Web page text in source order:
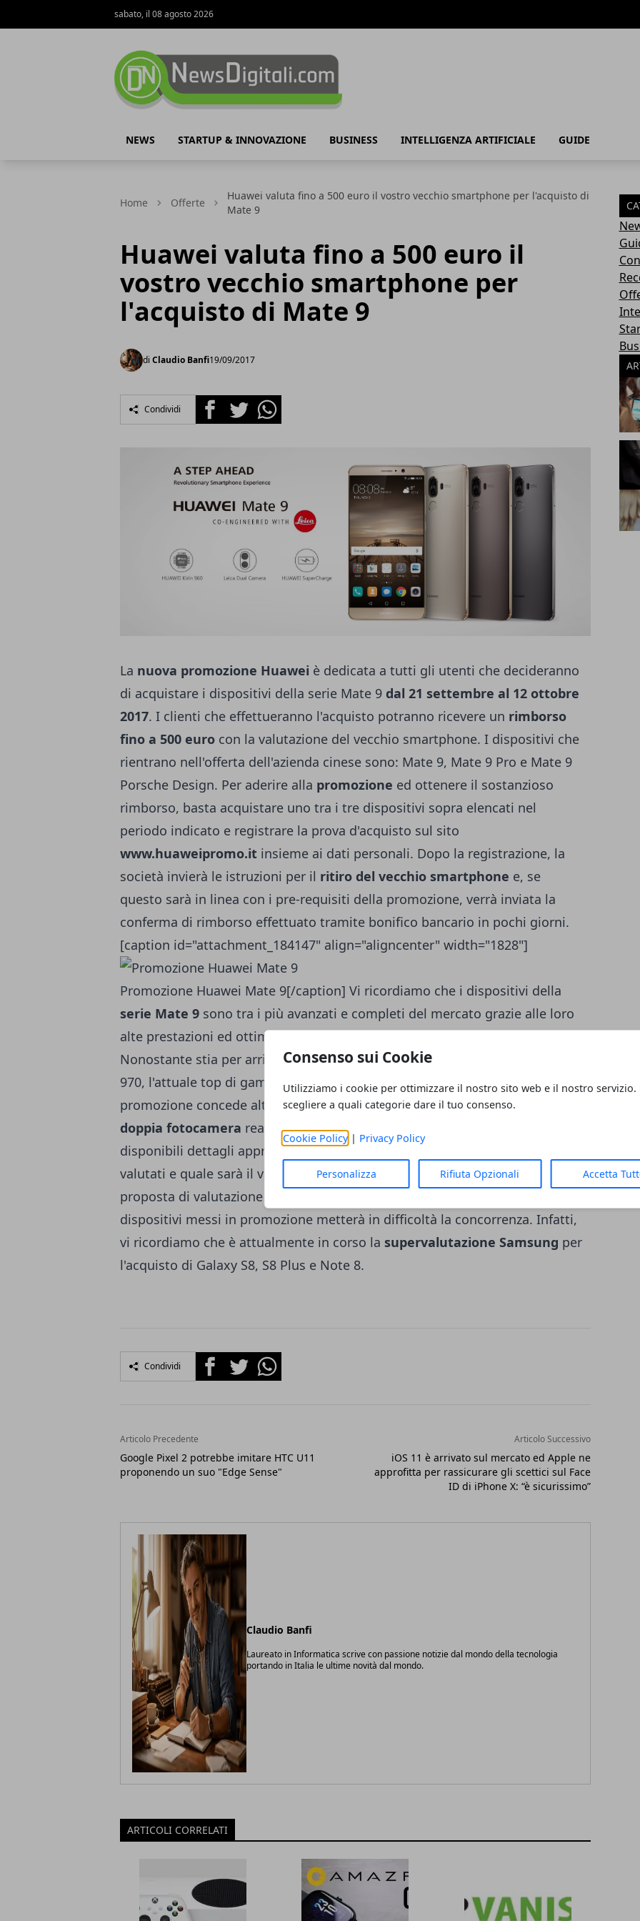
Consenso sui Cookie
Utilizziamo i cookie per ottimizzare il nostro sito web e il nostro servizio.
scegliere a quali categorie dare il tuo consenso.
Cookie Policy| Privacy Policy
Personalizza Rifiuta Opzionali Accetta
sabato, il 08 agosto 2026
NEWS STARTUP & INNOVAZIONE BUSINESS INTELLIGENZA ARTIFICIALE GUIDE
Home Offerte
Huawei valuta fino a 500 euro il vostro vecchio smartphone per l'acquisto di
Mate 9
Huawei valuta fino a 500 euro il
vostro vecchio smartphone per
l'acquisto di Mate 9
di Claudio Banfi19/09/2017
Condividi FacebookTwitterWhatsapp
La nuova promozione Huawei è dedicata a tutti gli utenti che decideranno
di acquistare i dispositivi della serie Mate 9 dal 21 settembre al 12 ottobre
2017. I clienti che effettueranno l'acquisto potranno ricevere un rimborso
fino a 500 euro con la valutazione del vecchio smartphone. I dispositivi che
rientrano nell'offerta dell'azienda cinese sono: Mate 9, Mate 9 Pro e Mate 9
Porsche Design. Per aderire alla promozione ed ottenere il sostanzioso
rimborso, basta acquistare uno tra i tre dispositivi sopra elencati nel
periodo indicato e registrare la prova d'acquisto sul sito
www.huaweipromo.it insieme ai dati personali. Dopo la registrazione, la
società invierà le istruzioni per il ritiro del vecchio smartphone e, se
questo sarà in linea con i pre-requisiti della promozione, verrà inviata la
conferma di rimborso effettuato tramite bonifico bancario in pochi giorni.
[caption id="attachment_184147" align="aligncenter" width="1828"]
Promozione Huawei Mate 9[/caption] Vi ricordiamo che i dispositivi della
serie Mate 9 sono tra i più avanzati e completi del mercato grazie alle loro
alte prestazioni ed ottima qualità dei materiali con cui sono stati costruiti.
Nonostante stia per arrivareHuawei Mate 10con il nuovo processore Kirin
970, l'attuale top di gammaKirin 960
contenuto nei dispositivi messi in
promozione concede altissime prestazioni e viene accompagnato da una
doppia fotocamera realizzata in collaborazione con Leica. Non sono ancora
disponibili dettagli approfonditi su quali smartphone potranno essere
valutati e quale sarà il valore loro assegnato. Di certo questa nuova
proposta di valutazione vecchio smartphone per l'acquisto di uno tra i tre
dispositivi messi in promozione metterà in difficoltà la concorrenza. Infatti,
vi ricordiamo che è attualmente in corso la supervalutazione Samsung per
l'acquisto di Galaxy S8, S8 Plus e Note 8.
Condividi FacebookTwitterWhatsapp
Articolo Precedente
Google Pixel 2 potrebbe imitare HTC U11
proponendo un suo "Edge Sense"
Articolo Successivo
iOS 11 è arrivato sul mercato ed Apple ne
approfitta per rassicurare gli scettici sul Face
ID di iPhone X: “è sicurissimo”
Claudio Banfi
Laureato in Informatica scrive con passione notizie dal mondo della tecnologia
portando in Italia le ultime novità dal mondo.
ARTICOLI CORRELATI